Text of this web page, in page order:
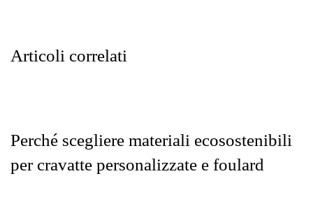
Articoli correlati
Perché scegliere materiali ecosostenibili
per cravatte personalizzate e foulard